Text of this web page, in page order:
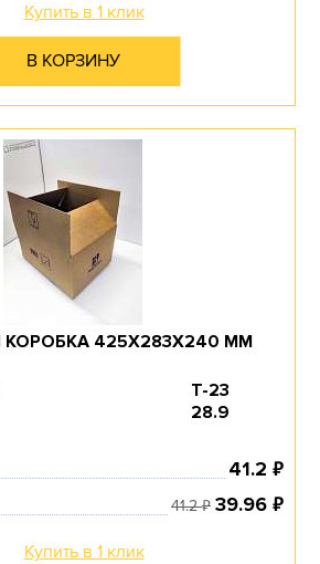
Купить в 1 клик
В КОРЗИНУ
425Х283Х240 ММ
Т-23
28.9
41.2 ₽
41.2₽ 39.96 ₽
Купить в 1 клик